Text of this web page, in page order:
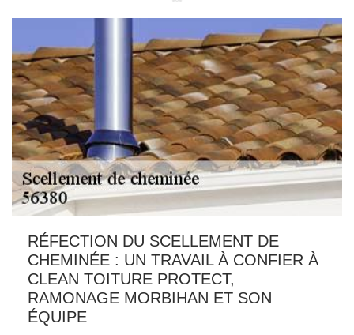
RÉFECTION DU SCELLEMENT DE
CHEMINÉE : UN TRAVAIL À CONFIER À
CLEAN TOITURE PROTECT,
RAMONAGE MORBIHAN ET SON
ÉQUIPE